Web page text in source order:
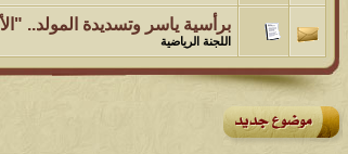
برأسية ياسر وتسديدة المولد..
اللجنة الرياضية